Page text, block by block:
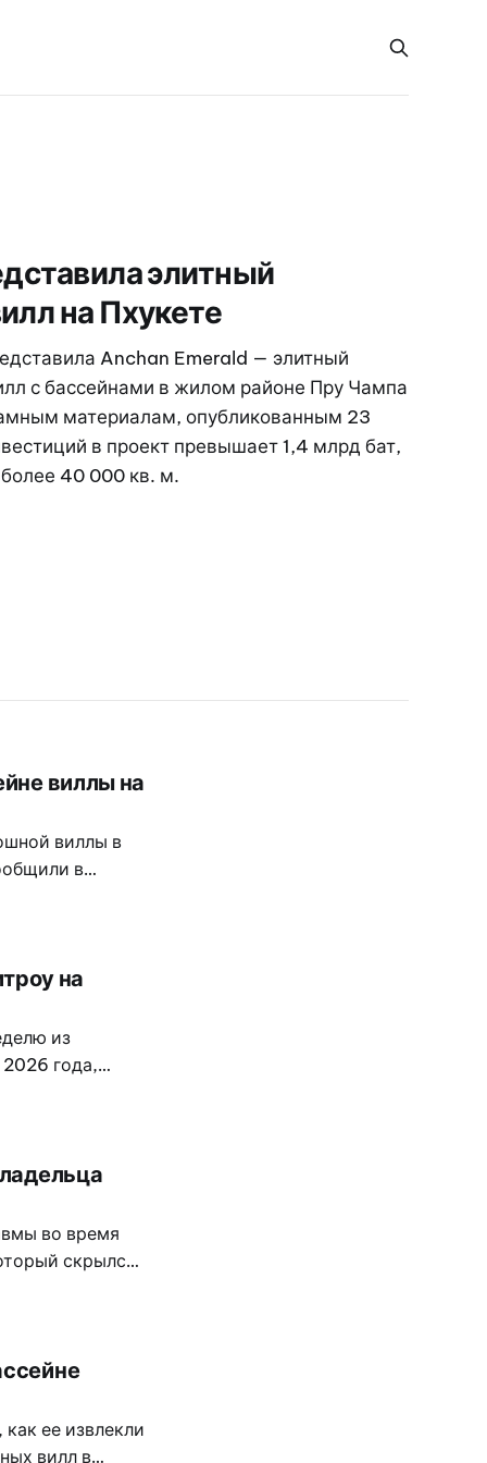
элитный
на Пхукете
Anchan Emerald — элитный
с бассейнами в жилом районе Пру Чампа
материалам, опубликованным 23
в проект превышает 1,4 млрд бат,
40 000 кв. м.
виллы на
виллы в
в
сообщение
на
из
2026 года,
во время
скрылся,
около 4
ее извлекли
вилл в